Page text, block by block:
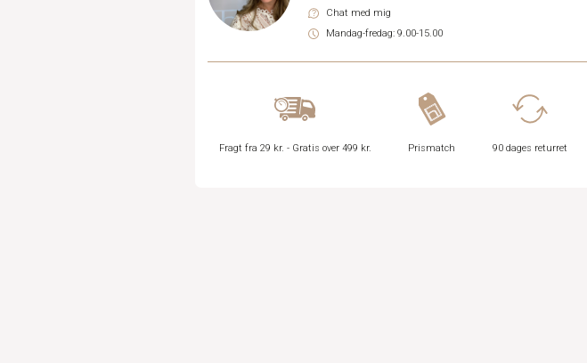
Chat med mig
Mandag-fredag: 9.00-15.00
Fragt fra 29 kr. - Gratis over 499 kr. Prismatch 90 dages returret